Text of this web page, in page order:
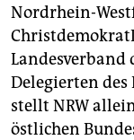
Nordrhein-
Landesverband
Delegierten
stellt NRW
östlichen